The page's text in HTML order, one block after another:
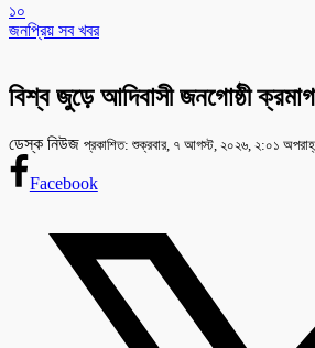
১০
জনপ্রিয় সব খবর
বিশ্ব জুড়ে আদিবাসী জনগোষ্ঠী
ডেস্ক নিউজ প্রকাশিত: শুক্রবার, ৭ আগস্ট, ২০২৬, ২:০১
Facebook